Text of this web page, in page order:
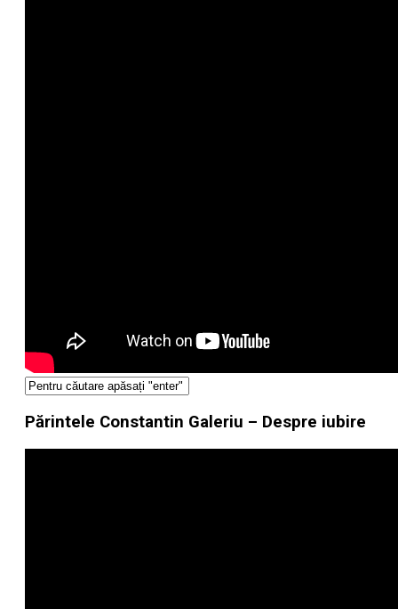
Părintele Constantin Galeriu – Despre iubire